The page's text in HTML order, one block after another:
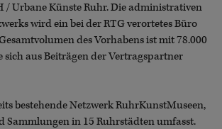
/ Urbane Künste Ruhr. Die administrativen
wird ein bei der RTG verortetes Büro
des Vorhabens ist mit 78.000
aus Beiträgen der Vertragspartner
bestehende Netzwerk RuhrKunstMuseen,
Sammlungen in 15 Ruhrstädten umfasst.